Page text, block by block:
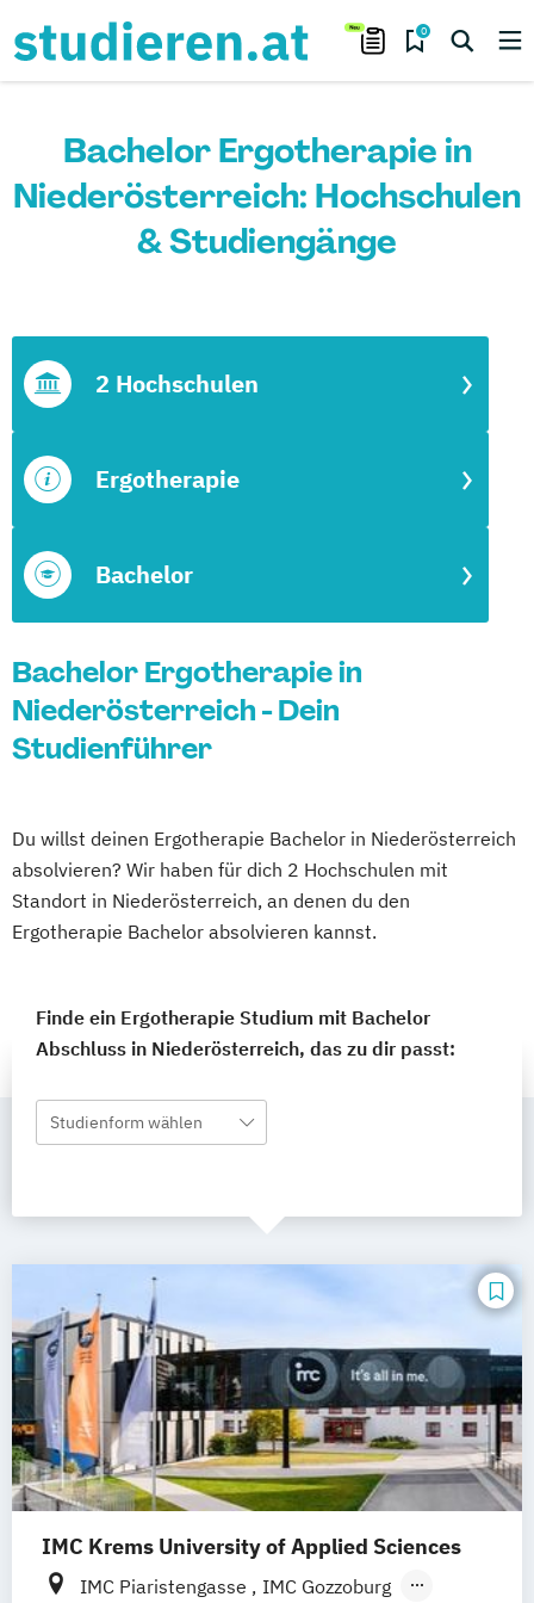
0
Bachelor Ergotherapie in
Niederösterreich: Hochschulen
& Studiengänge
Bachelor
Ergotherapie
2 Hochschulen
Bachelor Ergotherapie in
Niederösterreich - Dein
Studienführer
Du willst deinen Ergotherapie Bachelor in Niederösterreich
absolvieren? Wir haben für dich 2 Hochschulen mit
Standort in Niederösterreich, an denen du den
Ergotherapie Bachelor absolvieren kannst.
Finde ein Ergotherapie Studium mit Bachelor
Abschluss in Niederösterreich, das zu dir passt:
Studienform wählen
IMC Krems University of Applied Sciences
IMC Piaristengasse
IMC Gozzoburg